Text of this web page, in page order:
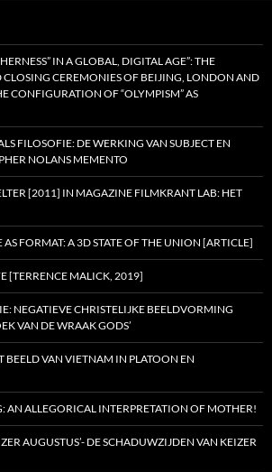
IN A GLOBAL, DIGITAL AGE”: THE
CEREMONIES OF BEIJING, LONDON AND
CONFIGURATION OF “OLYMPISM” AS
FILOSOFIE: DE WERKING VAN SUBJECT EN
NOLANS MEMENTO
[2011] IN MAGAZINE FILMKRANT LAB: HET
FORMAT: A 3D STATE OF THE UNION [ARTICLE]
[TERRENCE MALICK, 2019]
NEGATIEVE CHRISTELIJKE BEELDVORMING
VAN DE WRAAK GODS’
BEELD VAN VIETNAM IN PLATOON EN
AN ALLEGORICAL INTERPRETATION OF MOTHER!
AUGUSTUS’- DE SCHADUWZIJDEN VAN KEIZER